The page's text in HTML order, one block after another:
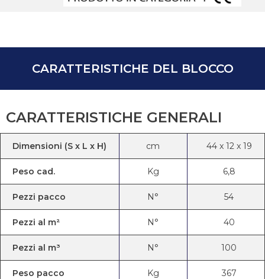
CARATTERISTICHE DEL BLOCCO
CARATTERISTICHE GENERALI
Dimensioni (S x L x H) cm 44 x 12 x 19
Peso cad. Kg 6,8
Pezzi pacco N° 54
Pezzi al m² N° 40
Pezzi al m³ N° 100
Peso pacco Kg 367